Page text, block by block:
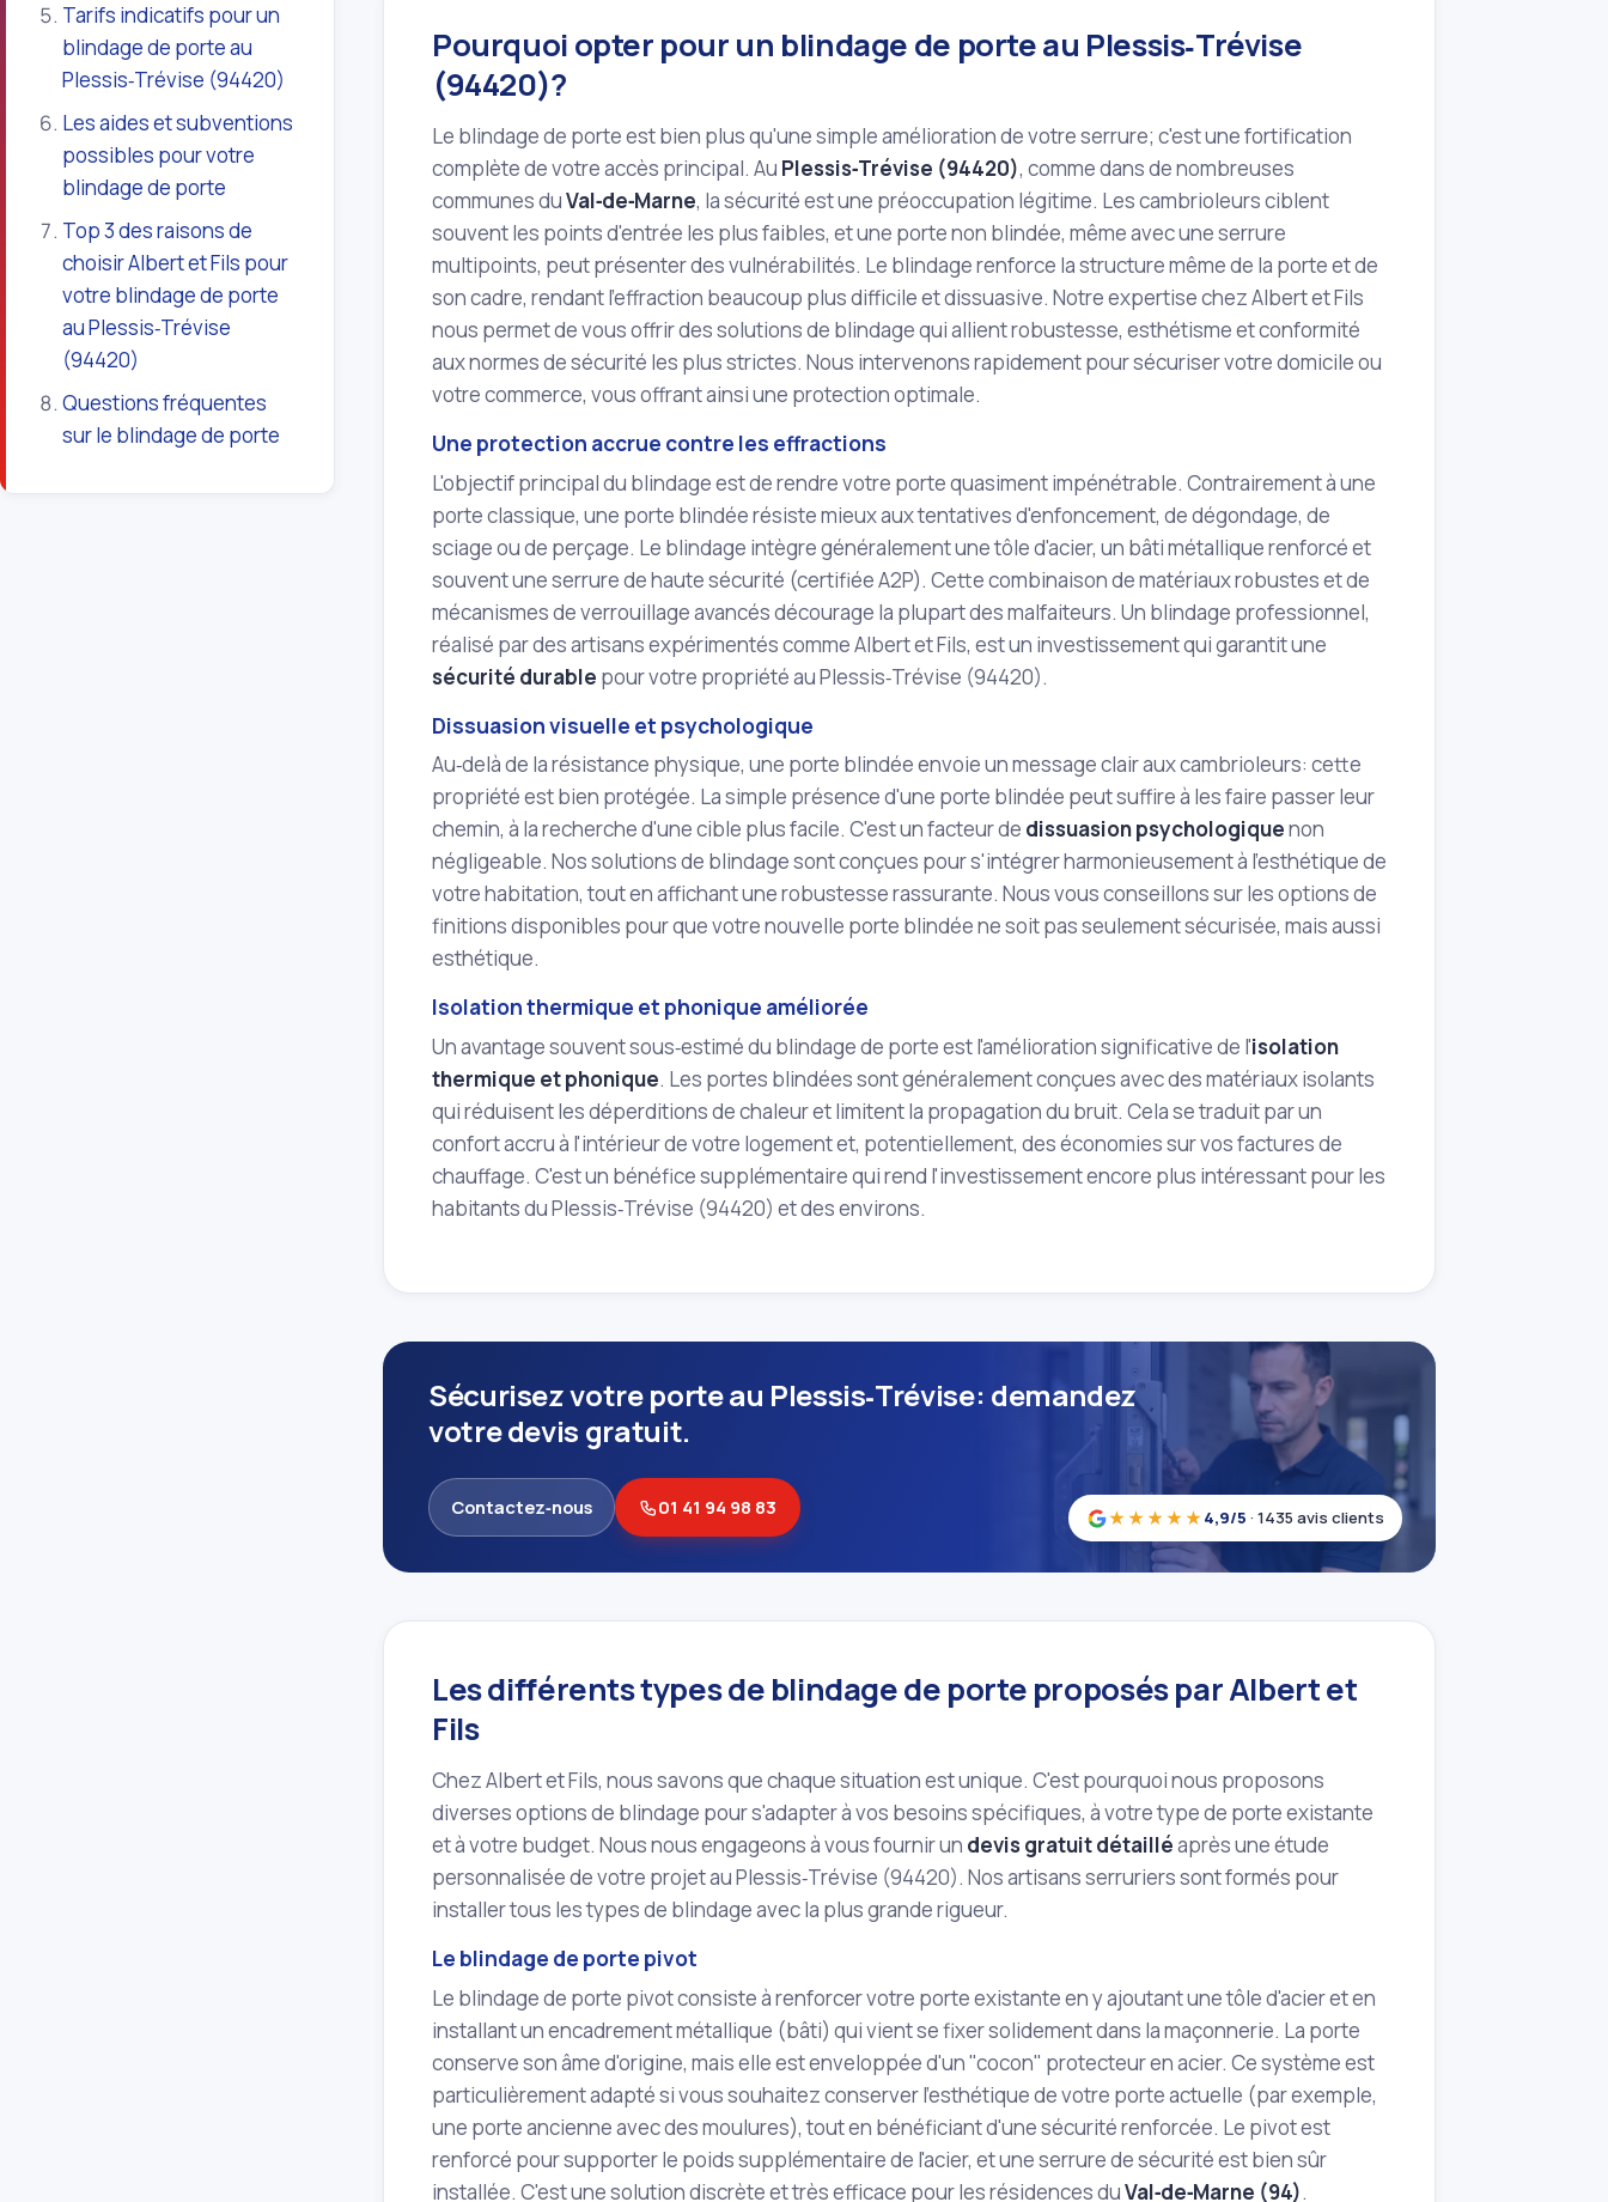
Tarifs indicatifs pour un
blindage de porte au
Plessis‑Trévise (94420)
Les aides et subventions
possibles pour votre
blindage de porte
Top 3 des raisons de
choisir Albert et Fils pour
votre blindage de porte
au Plessis‑Trévise
(94420)
Questions fréquentes
sur le blindage de porte
Pourquoi opter pour un blindage de porte au Plessis‑Trévise
(94420)?
Le blindage de porte est bien plus qu'une simple amélioration de votre serrure; c'est une fortification
complète de votre accès principal. Au Plessis‑Trévise (94420), comme dans de nombreuses
communes duVal‑de‑Marne, la sécurité est une préoccupation légitime. Les cambrioleurs ciblent
souvent les points d'entrée les plus faibles, et une porte non blindée, même avec une serrure
multipoints, peut présenter des vulnérabilités. Le blindage renforce la structure même de la porte et de
son cadre, rendant l'effraction beaucoup plus difficile et dissuasive. Notre expertise chez Albert et Fils
nous permet de vous offrir des solutions de blindage qui allient robustesse, esthétisme et conformité
aux normes de sécurité les plus strictes. Nous intervenons rapidement pour sécuriser votre domicile ou
votre commerce, vous offrant ainsi une protection optimale.
Une protection accrue contre les effractions
L'objectif principal du blindage est de rendre votre porte quasiment impénétrable. Contrairement à une
porte classique, une porte blindée résiste mieux aux tentatives d'enfoncement, de dégondage, de
sciage ou de perçage. Le blindage intègre généralement une tôle d'acier, un bâti métallique renforcé et
souvent une serrure de haute sécurité (certifiée A2P). Cette combinaison de matériaux robustes et de
mécanismes de verrouillage avancés décourage la plupart des malfaiteurs. Un blindage professionnel,
réalisé par des artisans expérimentés comme Albert et Fils, est un investissement qui garantit une
sécurité durable pour votre propriété au Plessis‑Trévise (94420).
Dissuasion visuelle et psychologique
Au‑delà de la résistance physique, une porte blindée envoie un message clair aux cambrioleurs: cette
propriété est bien protégée. La simple présence d'une porte blindée peut suffire à les faire passer leur
chemin, à la recherche d'une cible plus facile. C'est un facteur de dissuasion psychologiquenon
négligeable. Nos solutions de blindage sont conçues pour s'intégrer harmonieusement à l'esthétique de
votre habitation, tout en affichant une robustesse rassurante. Nous vous conseillons sur les options de
finitions disponibles pour que votre nouvelle porte blindée ne soit pas seulement sécurisée, mais aussi
esthétique.
Isolation thermique et phonique améliorée
Un avantage souvent sous‑estimé du blindage de porte est l'amélioration significative de l'isolation
thermique et phonique. Les portes blindées sont généralement conçues avec des matériaux isolants
qui réduisent les déperditions de chaleur et limitent la propagation du bruit. Cela se traduit par un
confort accru à l'intérieur de votre logement et, potentiellement, des économies sur vos factures de
chauffage. C'est un bénéfice supplémentaire qui rend l'investissement encore plus intéressant pour les
habitants du Plessis‑Trévise (94420) et des environs.
★★★★★4,9/5 · 1435 avis clients
Sécurisez votre porte au Plessis‑Trévise: demandez
votre devis gratuit.
Contactez‑nous 01 41 94 98 83
Les différents types de blindage de porte proposés par Albert et
Fils
Chez Albert et Fils, nous savons que chaque situation est unique. C'est pourquoi nous proposons
diverses options de blindage pour s'adapter à vos besoins spécifiques, à votre type de porte existante
et à votre budget. Nous nous engageons à vous fournir un devis gratuit détailléaprès une étude
personnalisée de votre projet au Plessis‑Trévise (94420). Nos artisans serruriers sont formés pour
installer tous les types de blindage avec la plus grande rigueur.
Le blindage de porte pivot
Le blindage de porte pivot consiste à renforcer votre porte existante en y ajoutant une tôle d'acier et en
installant un encadrement métallique (bâti) qui vient se fixer solidement dans la maçonnerie. La porte
conserve son âme d'origine, mais elle est enveloppée d'un "cocon" protecteur en acier. Ce système est
particulièrement adapté si vous souhaitez conserver l'esthétique de votre porte actuelle (par exemple,
une porte ancienne avec des moulures), tout en bénéficiant d'une sécurité renforcée. Le pivot est
renforcé pour supporter le poids supplémentaire de l'acier, et une serrure de sécurité est bien sûr
installée. C'est une solution discrète et très efficace pour les résidences duVal‑de‑Marne (94).